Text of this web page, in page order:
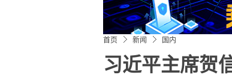
首页 新闻 国内
习近平主席贺